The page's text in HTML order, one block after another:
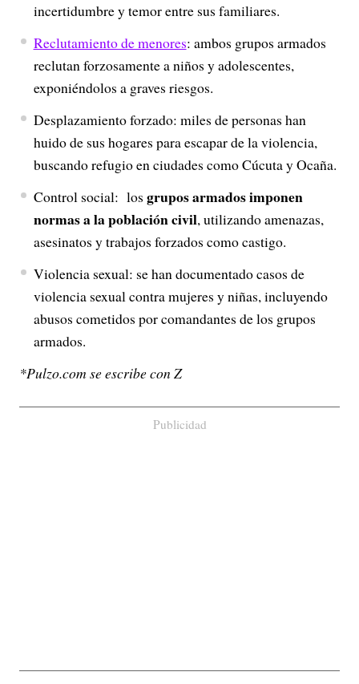
incertidumbre y temor entre sus familiares.
Reclutamiento de menores: ambos grupos armados
reclutan forzosamente a niños y adolescentes,
exponiéndolos a graves riesgos.
Desplazamiento forzado: miles de personas han
huido de sus hogares para escapar de la violencia,
buscando refugio en ciudades como Cúcuta y Ocaña.
Control social: los grupos armados imponen
normas a la población civil, utilizando amenazas,
asesinatos y trabajos forzados como castigo.
Violencia sexual: se han documentado casos de
violencia sexual contra mujeres y niñas, incluyendo
abusos cometidos por comandantes de los grupos
armados.
*Pulzo.com se escribe con Z
Publicidad